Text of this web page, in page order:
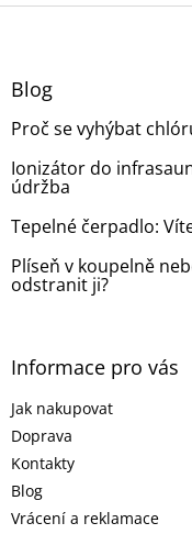
Z
Blog
Proč se vyhýbat
Ionizátor do
údržba
Tepelné čerpadlo:
Plíseň v koupelně
odstranit ji?
Informace pro vás
Jak nakupovat
Doprava
Kontakty
Blog
Vrácení a reklamace